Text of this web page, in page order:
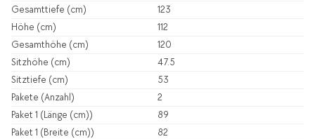
Gesamttiefe (cm)
123
Höhe (cm)
112
Gesamthöhe (cm)
120
Sitzhöhe (cm)
47.5
Sitztiefe (cm)
53
Pakete (Anzahl)
2
Paket 1 (Länge (cm))
89
Paket 1 (Breite (cm))
82